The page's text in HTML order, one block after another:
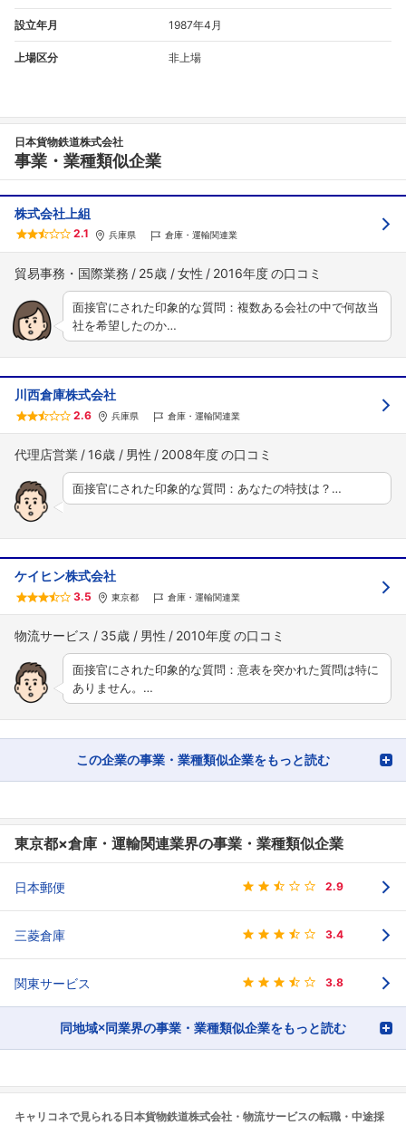
設立年月 1987年4月
上場区分 非上場
日本貨物鉄道株式会社
事業・業種類似企業
株式会社上組
2.1 兵庫県 倉庫・運輸関連業
貿易事務・国際業務 25歳 女性 2016年度
面接官にされた印象的な質問：複数ある会社の中で何故当
社を希望したのか…
川西倉庫株式会社
2.6 兵庫県 倉庫・運輸関連業
代理店営業 16歳 男性 2008年度
面接官にされた印象的な質問：あなたの特技は？…
ケイヒン株式会社
3.5 東京都 倉庫・運輸関連業
物流サービス 35歳 男性 2010年度
面接官にされた印象的な質問：意表を突かれた質問は特に
ありません。…
この企業の事業・業種類似企業をもっと読む
東京都×倉庫・運輸関連業界の事業・業種類似企業
日本郵便 2.9
三菱倉庫 3.4
関東サービス 3.8
同地域×同業界の事業・業種類似企業をもっと読む
キャリコネで見られる日本貨物鉄道株式会社・物流サービスの転職・中途採